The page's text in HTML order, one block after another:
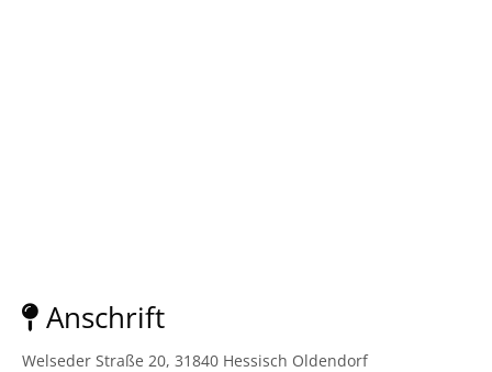
Anschrift
Welseder Straße 20, 31840 Hessisch Oldendorf